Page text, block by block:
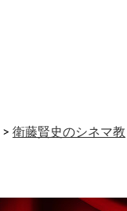
> 衛藤賢史のシネマ教